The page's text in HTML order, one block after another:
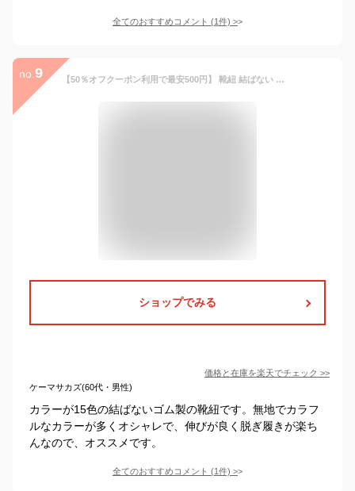
全てのおすすめコメント (1件) >
no. 9 【50％オフクーポン利用で最安500円】 靴紐 結ばない 靴ひも ゴム シューレース おしゃれ 結ばない靴紐 バックル 伸びる 平紐 金具 スニーカー ワンポイント 結び方 無地 可愛い カプセル ラクラク 小学生 高齢者
ショップでみる
価格と在庫を楽天でチェック >>
ケーマサカズ(60代・男性)
カラーが15色の結ばないゴム製の靴紐です。無地でカラフ
ルなカラーが多くオシャレで、伸びが良く脱ぎ履きが楽ち
んなので、オススメです。
全てのおすすめコメント (1件) >